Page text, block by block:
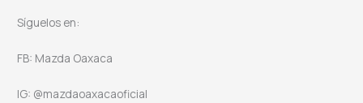
Síguelos en:
FB: Mazda Oaxaca
IG: @mazdaoaxacaoficial